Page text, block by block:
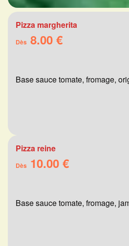
Pizza margherita
Dès 8.00 €
Base sauce tomate, fromage,
Pizza reine
Dès 10.00 €
Base sauce tomate, fromage,